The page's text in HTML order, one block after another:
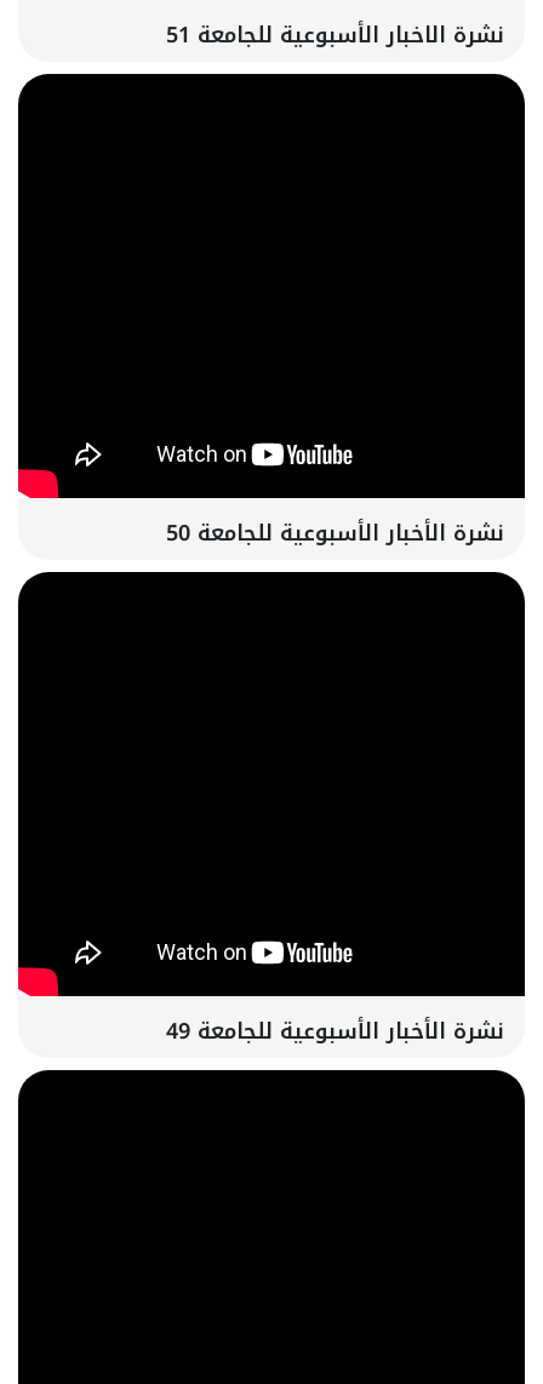
نشرة الاخبار الأسبوعية للجامعة 51
نشرة الأخبار الأسبوعية للجامعة 50
نشرة الأخبار الأسبوعية للجامعة 49